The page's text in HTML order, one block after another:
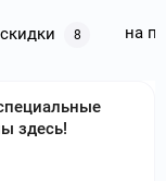
скидки 8 на
здесь!